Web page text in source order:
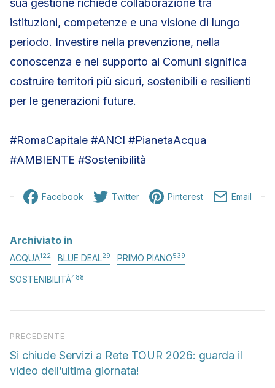
sua gestione richiede collaborazione tra
istituzioni, competenze e una visione di lungo
periodo. Investire nella prevenzione, nella
conoscenza e nel supporto ai Comuni significa
costruire territori più sicuri, sostenibili e resilienti
per le generazioni future.
#RomaCapitale #ANCI #PianetaAcqua
#AMBIENTE #Sostenibilità
Facebook Twitter Pinterest Email
Archiviato in
ACQUA122 BLUE DEAL29 PRIMO PIANO539
SOSTENIBILITÀ488
Articolo precedente
PRECEDENTE
Si chiude Servizi a Rete TOUR 2026: guarda il
video dell’ultima giornata!